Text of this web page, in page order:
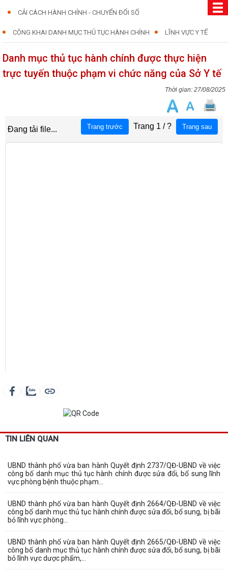
CẢI CÁCH HÀNH CHÍNH - CHUYỂN ĐỔI SỐ
CÔNG KHAI DANH MỤC THỦ TỤC HÀNH CHÍNH LĨNH VỰC Y TẾ
Danh mục thủ tục hành chính được thực hiện
trực tuyến thuộc phạm vi chức năng của Sở Y tế
27/08/2025
TIN LIÊN QUAN
UBND thành phố vừa ban hành Quyết định 2737/QĐ-UBND về việc
công bố danh mục thủ tục hành chính được sửa đổi, bổ sung lĩnh
vực phòng bệnh thuộc phạm...
UBND thành phố vừa ban hành Quyết định 2664/QĐ-UBND về việc
công bố danh mục thủ tục hành chính được sửa đổi, bổ sung, bị bãi
bỏ lĩnh vực phòng...
UBND thành phố vừa ban hành Quyết định 2665/QĐ-UBND về việc
công bố danh mục thủ tục hành chính được sửa đổi, bổ sung, bị bãi
bỏ lĩnh vực dược phẩm,...